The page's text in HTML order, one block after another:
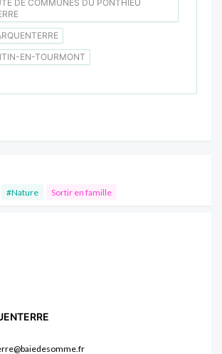
DE COMMUNES DU PONTHIEU
EN-TOURMONT
#Nature Sortir en famille